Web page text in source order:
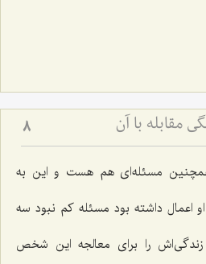
مقابله با آن‏ 8
مسئله‌ای هم هست و این به
اعمال داشته بود مسئله كم نبود سه
زندگی‌اش را برای معالجه این شخص